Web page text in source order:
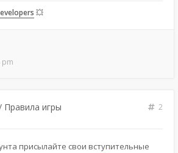
💥
pm
Правила игры
2
присылайте свои вступительные